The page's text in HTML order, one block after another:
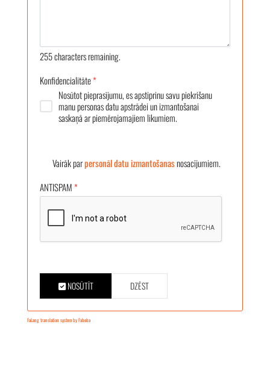
255characters remaining.
Konfidencialitāte*
Nosūtot pieprasījumu, es apstiprinu savu piekrišanu
manu personas datu apstrādei un izmantošanai
saskaņā ar piemērojamajiem likumiem.
Vairāk parpersonāl datu izmantošanasnosacījumiem.
ANTISPAM*
NOSŪTĪT DZĒST
FaLang translation system by Faboba